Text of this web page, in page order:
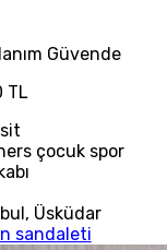
Güvende
TL
çocuk spor
, Üsküdar
sandaleti